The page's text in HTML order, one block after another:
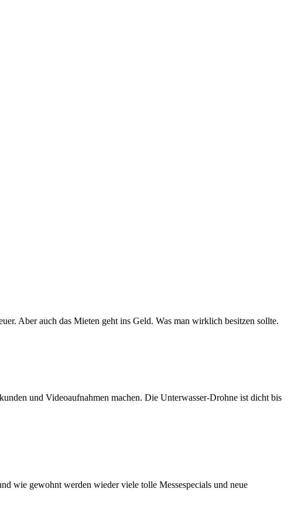
Aber auch das Mieten geht ins Geld. Was man wirklich besitzen sollte.
und Videoaufnahmen machen. Die Unterwasser-Drohne ist dicht bis
wie gewohnt werden wieder viele tolle Messespecials und neue